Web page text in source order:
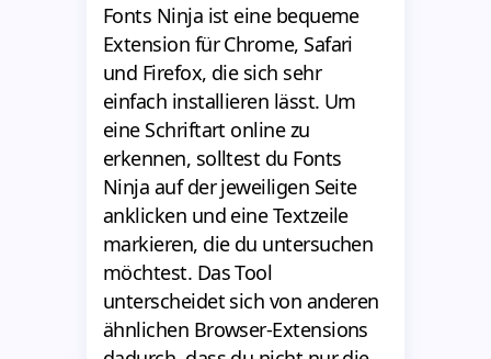
Fonts Ninja ist eine bequeme
Extension für Chrome, Safari
und Firefox, die sich sehr
einfach installieren lässt. Um
eine Schriftart online zu
erkennen, solltest du Fonts
Ninja auf der jeweiligen Seite
anklicken und eine Textzeile
markieren, die du untersuchen
möchtest. Das Tool
unterscheidet sich von anderen
ähnlichen Browser-Extensions